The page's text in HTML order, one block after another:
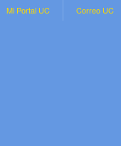
Mi Portal UC Correo UC